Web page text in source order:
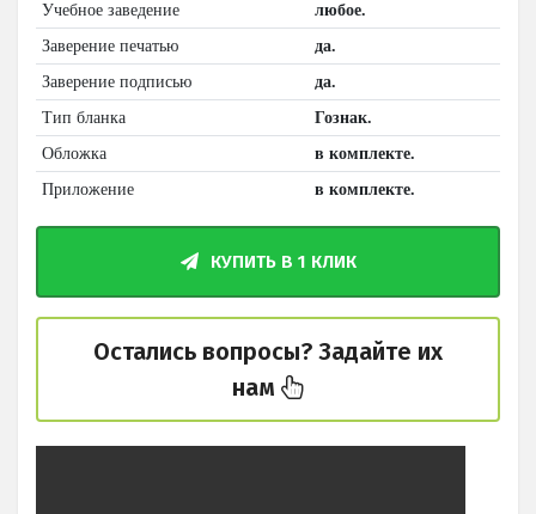
Учебное заведение
любое.
Заверение печатью
да.
Заверение подписью
да.
Тип бланка
Гознак.
Обложка
в комплекте.
Приложение
в комплекте.
КУПИТЬ В 1 КЛИК
Остались вопросы? Задайте их
нам